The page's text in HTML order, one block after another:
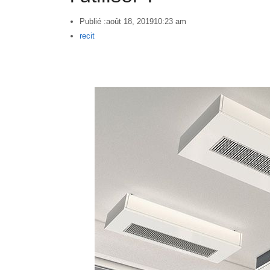
Publié :août 18, 201910:23 am
Author
recit